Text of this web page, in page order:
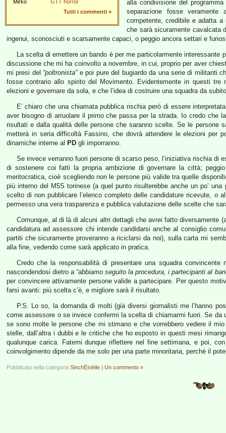
Mirko
GTT horror
Tutti i commenti »
alla condivisione del
separazione fosse veramente
competente, credibile e adatta
che sarà sicuramente cavalcata
ingenui, sconosciuti e scarsamente capaci, o peggio ancora settari e
La scelta di emettere un bando è per me particolarmente
discussione che mi ha coinvolto a novembre, in cui, proprio per aver
mi presi del “poltronista”e poi pure del bugiardo da una serie di militanti
fosse contrario allo spirito del Movimento. Evidentemente in questi
elezioni e governare da sola, e che l’idea di costruire una squadra da
E’ chiaro che una chiamata pubblica rischia però di essere
aver bisogno di arruolare il primo che passa per la strada. Io credo che
risultati e dalla qualità delle persone che saranno scelte. Se le persone
metterà in seria difficoltà Fassino, che dovrà attendere le elezioni per
dinamiche interne al PD gli imporranno.
Se invece verranno fuori persone di scarso peso, l’iniziativa rischia di
di sostenere coi fatti la propria ambizione di governare la città;
meritocratica, cioè scegliendo non le persone più valide tra quelle
più interno del M5S torinese (a quel punto risulterebbe anche un po’
scelto di non pubblicare l’elenco completo delle candidature ricevute, o
permesso una vera trasparenza e pubblica valutazione delle scelte che
Comunque, al di là di alcuni altri dettagli che avrei fatto diversamente
candidatura ad assessore chi intende candidarsi anche al consiglio
partiti che sicuramente proveranno a riciclarsi da noi), sulla carta mi
alla fine, vedendo come sarà applicato in pratica.
Credo che la responsabilità di presentare una squadra
nascondendosi dietro a“abbiamo seguito la procedura, i partecipanti al
per convincere attivamente persone valide a partecipare. Per questo
farsi avanti: più scelta c’è, e migliore sarà il risultato.
P.S. Lo so, la domanda di molti (già diversi giornalisti me l’hanno
come assessore o se invece confermi la scelta di chiamarmi fuori. Se
se sono molte le persone che mi stimano e che vorrebbero vedere il
stelle, dall’altra i dubbi e le critiche che ho esposto in questi mesi
qualunque carica. Fatemi dunque riflettere nel fine settimana, e poi,
coinvolgimento dipende da me solo per una parte minoritaria, perché il
Pubblicato nella categoria SinchËstèile | Un commento »